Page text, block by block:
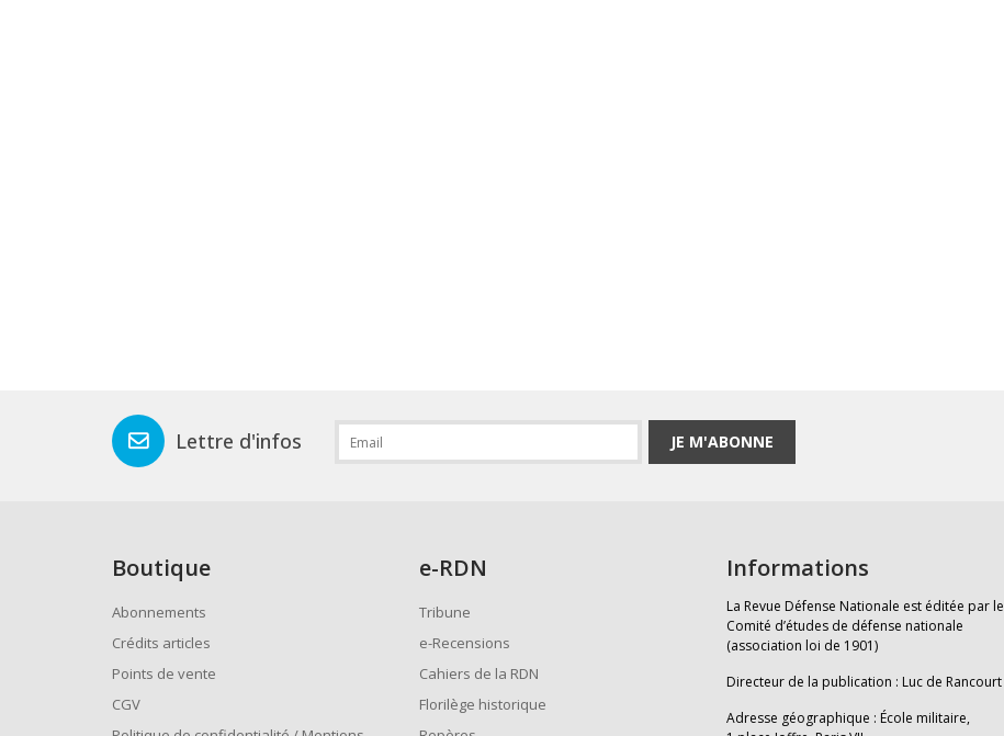
Lettre d'infos JE M'ABONNE
Boutique
Abonnements
Crédits articles
Points de vente
CGV
e-RDN
Tribune
e-Recensions
Cahiers de la RDN
Florilège historique
Informations
La Revue Défense Nationale est éditée par le
Comité d’études de défense nationale
(association loi de 1901)
Directeur de la publication : Luc de Rancourt
Adresse géographique : École militaire,